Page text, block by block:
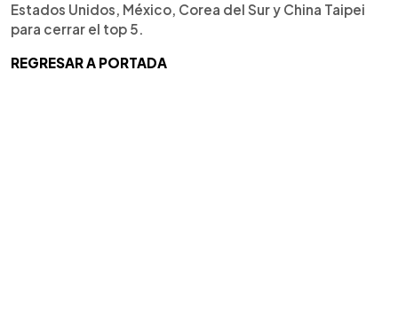
Estados Unidos, México, Corea del Sur y China Taipei
para cerrar el top 5.
REGRESAR A PORTADA